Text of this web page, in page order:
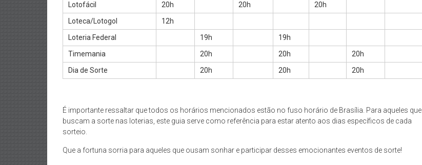
Lotofácil
20h 20h
20h
Loteca/Lotogol
12h
Loteria Federal
19h
19h
Timemania
20h 20h
20h
Dia de Sorte
20h 20h 20h
É importante ressaltar que todos os horários mencionados estão no fuso horário de Brasília. Para aqueles que
buscam a sorte nas loterias, este guia serve como referência para estar atento aos dias específicos de cada
sorteio.
Que a fortuna sorria para aqueles que ousam sonhar e participar desses emocionantes eventos de sorte!